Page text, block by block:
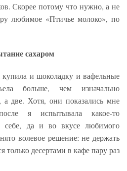
Скорее потому что нужно, а не
любимое «Птичье молоко», по
сахаром
и шоколадку и вафельные
больше, чем изначально
две. Хотя, они показались мне
я испытывала какое-то
себе, да и во вкусе любимого
волевое решение: не держать
только десертами в кафе пару раз